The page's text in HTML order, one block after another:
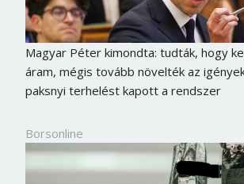
Magyar Péter kimondta: tudták, hogy
áram, mégis tovább növelték az
paksnyi terhelést kapott a rendszer
Borsonline